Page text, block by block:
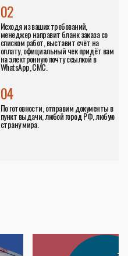
02
Исходя из ваших требований,
менеджер направит бланк заказа со
списком работ, выставит счёт на
оплату, официальный чек придёт вам
на электронную почту ссылкой в
WhatsApp, СМС.
04
По готовности, отправим документы в
пункт выдачи, любой город РФ, любую
страну мира.